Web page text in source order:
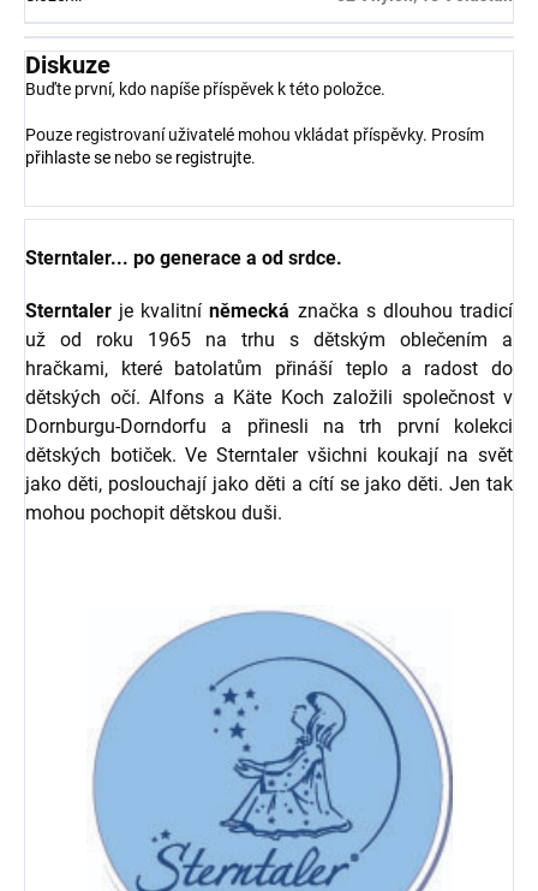
Diskuze
Buďte první, kdo napíše příspěvek k této položce.
Pouze registrovaní uživatelé mohou vkládat příspěvky. Prosím
přihlaste se nebo se registrujte.
Sterntaler... po generace a od srdce.
Sterntaler je kvalitníněmecká značka s dlouhou tradicí
už od roku 1965 na trhu s dětským oblečením a
hračkami, které batolatům přináší teplo a radost do
dětských očí. Alfons a Käte Koch založili společnost v
Dornburgu-Dorndorfu a přinesli na trh první kolekci
dětských botiček. Ve Sterntaler všichni koukají na svět
jako děti, poslouchají jako děti a cítí se jako děti. Jen tak
mohou pochopit dětskou duši.